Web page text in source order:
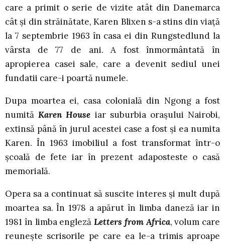
care a primit o serie de vizite atât din Danemarca
cât şi din străinătate, Karen Blixen s-a stins din viaţă
la 7 septembrie 1963 în casa ei din Rungstedlund la
vârsta de 77 de ani. A fost înmormântată în
apropierea casei sale, care a devenit sediul unei
fundatii care-i poartă numele.
Dupa moartea ei, casa colonială din Ngong a fost
numităKaren House iar suburbia oraşului Nairobi,
extinsă până în jurul acestei case a fost şi ea numita
Karen. În 1963 imobiliul a fost transformat într-o
şcoală de fete iar în prezent adaposteste o casă
memorială.
Opera sa a continuat să suscite interes şi mult după
moartea sa. În 1978 a apărut în limba daneză iar in
1981 în limba engleză Letters from Africa, volum care
reuneşte scrisorile pe care ea le-a trimis aproape